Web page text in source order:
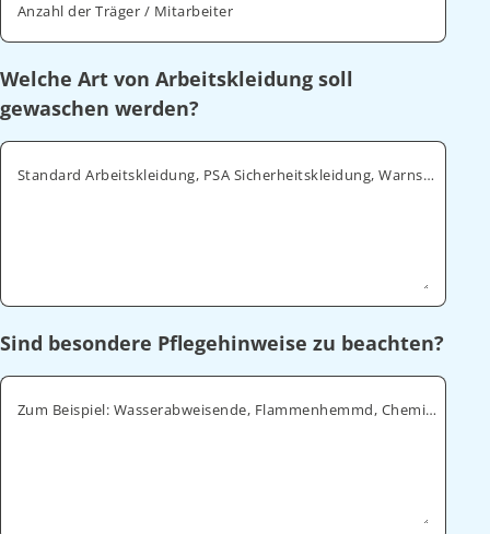
Anzahl der Träger / Mitarbeiter
Welche Art von Arbeitskleidung soll
gewaschen werden?
Standard Arbeitskleidung, PSA Sicherheitskleidung, Warnschutz, ESD
Sind besondere Pflegehinweise zu beachten?
Zum Beispiel: Wasserabweisende, Flammenhemmd, Chemikalienabweisende